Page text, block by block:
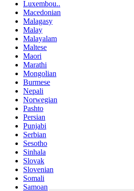
Luxembou..
Macedonian
Malagasy
Malay
Malayalam
Maltese
Maori
Marathi
Mongolian
Burmese
Nepali
Norwegian
Pashto
Persian
Punjabi
Serbian
Sesotho
Sinhala
Slovak
Slovenian
Somali
Samoan